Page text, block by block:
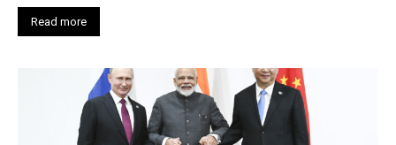
Read more